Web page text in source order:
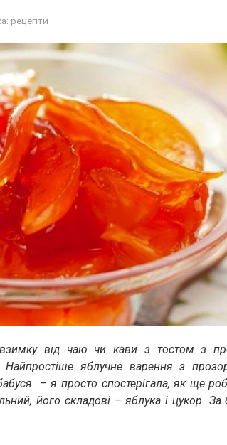
рецепти
від чаю чи кави з тостом з
яблучне варення з
– я просто спостерігала, як ще
його складові – яблука і цукор.